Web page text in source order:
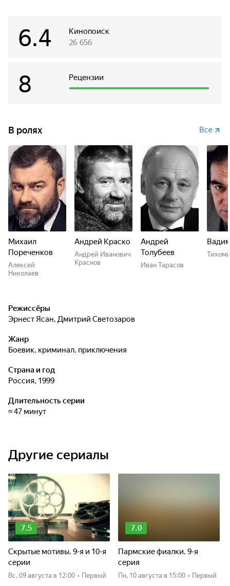
Кинопоиск
6.4 26 656
Рецензии
8
В ролях Все
Михаил
Пореченков
Алексей
Николаев
Андрей Краско
Андрей Иванович
Краснов
Андрей
Толубеев
Иван Тарасов
Режиссёры
Эрнест Ясан, Дмитрий Светозаров
Жанр
боевик, криминал, приключения
Страна и год
Россия, 1999
Длительность серии
≈ 47 минут
Другие сериалы
7.5
Скрытые мотивы. 9-я и 10-я
серии
вс, 09 августа в 12:00 • Первый
7.0
Пармские фиалки. 9-я
серия
пн, 10 августа в 15:00 • Первый